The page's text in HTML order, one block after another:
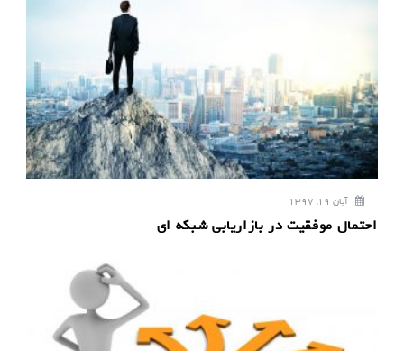
ه
آبان 19, 1397
احتمال موفقیت در بازاریابی شبکه ای